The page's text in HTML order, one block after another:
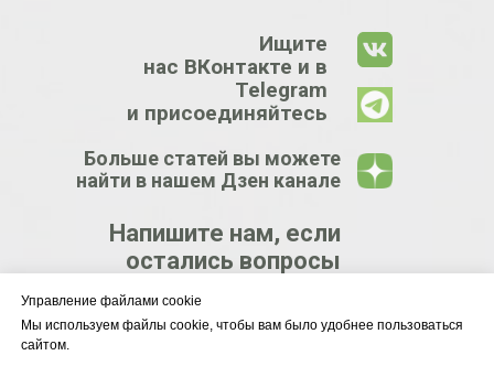
Управление файлами cookie
Мы используем файлы cookie, чтобы вам было удобнее пользоваться
сайтом.
Напишите нам, если
остались вопросы
Ищите
нас ВКонтакте и в
Telegram
и присоединяйтесь
КРУПНЕЙШИЙ
Больше статей вы можете
найти в нашем Дзен канале